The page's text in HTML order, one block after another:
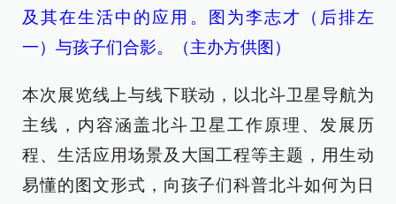
及其在生活中的应用。图为李志才（后排左
一）与孩子们合影。（主办方供图）
本次展览线上与线下联动，以北斗卫星导航为
主线，内容涵盖北斗卫星工作原理、发展历
程、生活应用场景及大国工程等主题，用生动
易懂的图文形式，向孩子们科普北斗如何为日